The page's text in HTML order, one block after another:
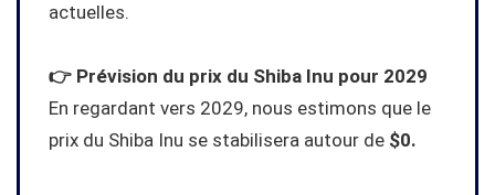
actuelles.
👉 Prévision du prix du Shiba Inu pour 2029
En regardant vers 2029, nous estimons que le
prix du Shiba Inu se stabilisera autour de $0.